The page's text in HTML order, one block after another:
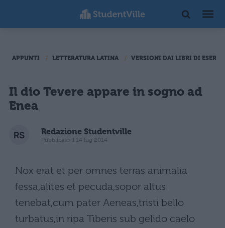
APPUNTI LETTERATURA LATINA VERSIONI DAI LIBRI DI
Il dio Tevere appare in sogno ad
Enea
Redazione Studentville
Pubblicato il 14 lug 2014
Nox erat et per omnes terras animalia
fessa,alites et pecuda,sopor altus
tenebat,cum pater Aeneas,tristi bello
turbatus,in ripa Tiberis sub gelido caelo